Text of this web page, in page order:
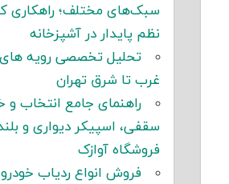
سبک‌های مختلف؛ راهکاری
نظم پایدار در آشپزخانه
تحلیل تخصصی رویه
غرب تا شرق تهران
راهنمای جامع انتخاب و
سقفی، اسپیکر دیواری و
فروشگاه آوازک
فروش انواع ردیاب